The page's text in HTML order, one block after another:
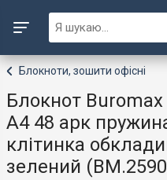
Блокноти, зошити офісні
Блокнот
А4 48 арк
клітинка
зелений